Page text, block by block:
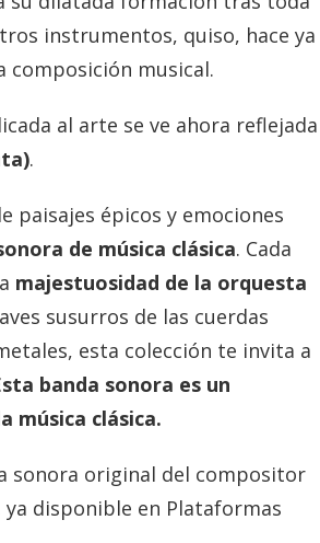
instrumentos, quiso, hace ya
composición musical.
al arte se ve ahora reflejada
.
paisajes épicos y emociones
de música clásica. Cada
majestuosidad de la orquesta
susurros de las cuerdas
esta colección te invita a
banda sonora es un
música clásica.
sonora original del compositor
ya disponible en Plataformas